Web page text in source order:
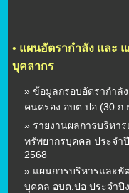
• แผนอัตรากำลัง และ
บุคลากร
» ข้อมูลกรอบอัตรากำลั
คนครอง อบต.ปอ (30 ก.
» รายงานผลการบริหา
ทรัพยากรบุคคล ประจำ
2568
» แผนการบริหารและพั
บุคคล อบต.ปอ ประจำปี